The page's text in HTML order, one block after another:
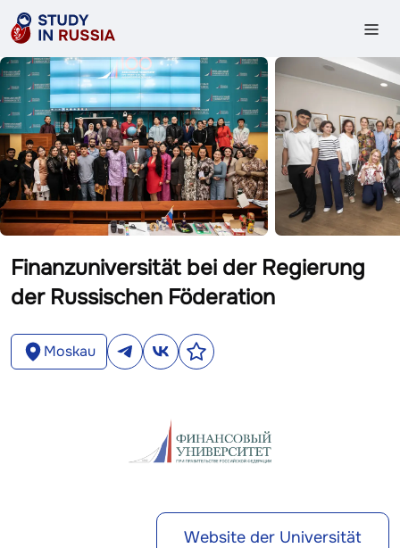
Finanzuniversität bei der Regierung
der Russischen Föderation
Moskau
Website der Universität